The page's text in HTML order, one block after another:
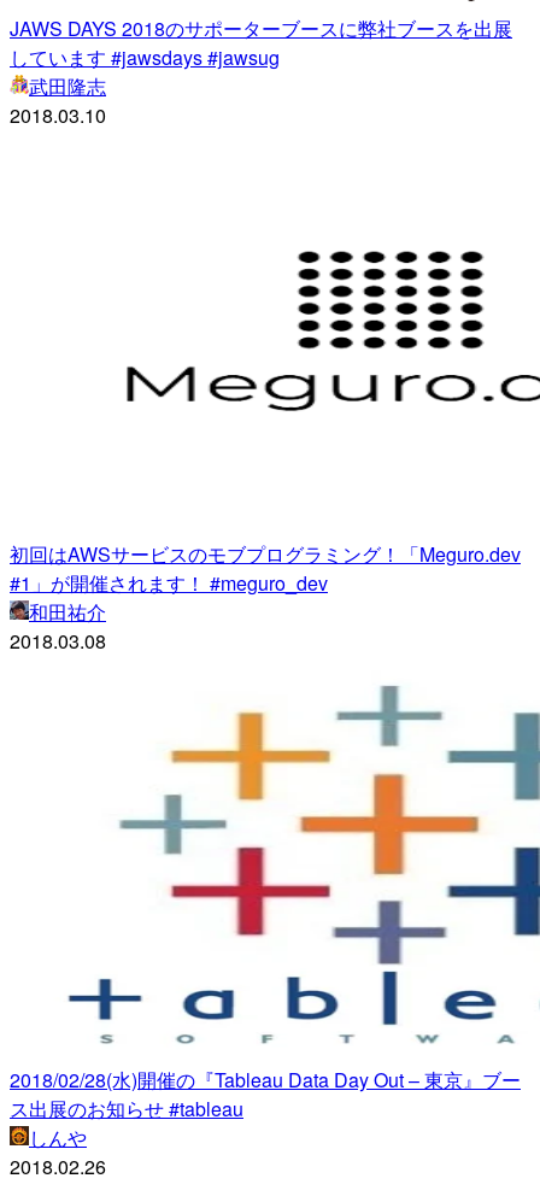
JAWS DAYS 2018のサポーターブースに弊社ブースを出展
しています #jawsdays #jawsug
武田隆志
2018.03.10
初回はAWSサービスのモブプログラミング！「Meguro.dev
#1」が開催されます！ #meguro_dev
和田祐介
2018.03.08
2018/02/28(水)開催の『Tableau Data Day Out – 東京』ブー
ス出展のお知らせ #tableau
しんや
2018.02.26